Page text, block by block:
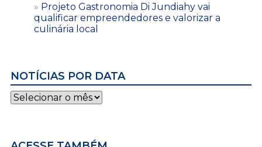
Projeto Gastronomia Di Jundiahy vai
qualificar empreendedores e valorizar a
culinária local
NOTÍCIAS POR DATA
Notícias
por